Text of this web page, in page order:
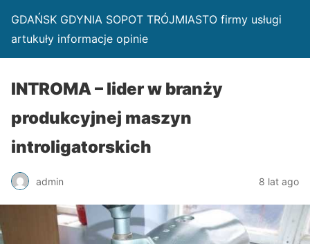
GDAŃSK GDYNIA SOPOT TRÓJMIASTO firmy usługi
artukuły informacje opinie
INTROMA – lider w branży
produkcyjnej maszyn
introligatorskich
admin 8 lat ago